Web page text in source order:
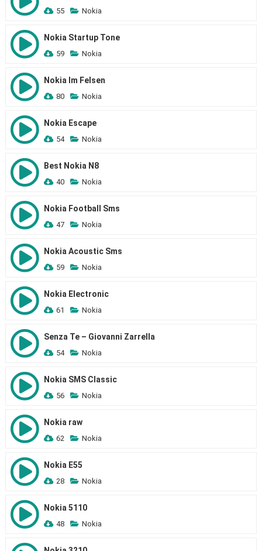
55 Nokia
Nokia Startup Tone
59 Nokia
Nokia Im Felsen
80 Nokia
Nokia Escape
54 Nokia
Best Nokia N8
40 Nokia
Nokia Football Sms
47 Nokia
Nokia Acoustic Sms
59 Nokia
Nokia Electronic
61 Nokia
Senza Te – Giovanni Zarrella
54 Nokia
Nokia SMS Classic
56 Nokia
Nokia raw
62 Nokia
Nokia E55
28 Nokia
Nokia 5110
48 Nokia